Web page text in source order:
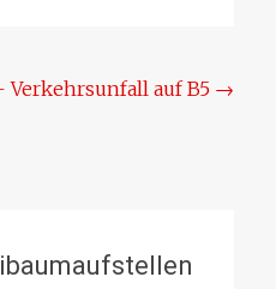
Verkehrsunfall auf B5 →